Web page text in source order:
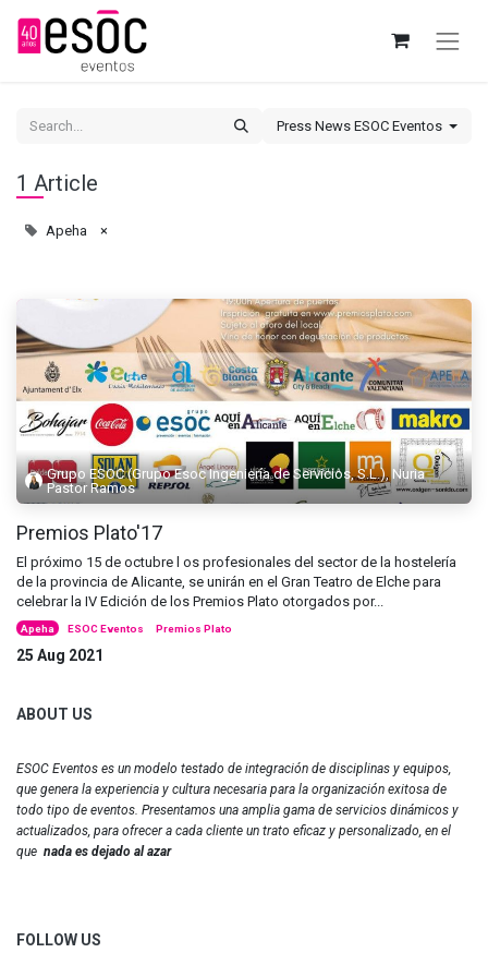
Press News ESOC Eventos
1 Article
Apeha ×
Grupo ESOC (Grupo Esoc Ingeniería de Servicios, S.L.), Nuria
Pastor Ramos
Premios Plato'17
El próximo 15 de octubre l os profesionales del sector de la hostelería
de la provincia de Alicante, se unirán en el Gran Teatro de Elche para
celebrar la IV Edición de los Premios Plato otorgados por...
Apeha ESOC Eventos Premios Plato
25 Aug 2021
ABOUT US
ESOC Eventos es un modelo testado de integración de disciplinas y equipos,
que genera la experiencia y cultura necesaria para la organización exitosa de
todo tipo de eventos. Presentamos una amplia gama de servicios dinámicos y
actualizados, para ofrecer a cada cliente un trato eficaz y personalizado, en el
que nada es dejado al azar
FOLLOW US